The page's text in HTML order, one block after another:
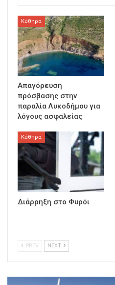
Κύθηρα
Απαγόρευση
πρόσβασης στην
παραλία Λυκοδήμου για
λόγους ασφαλείας
Κύθηρα
Διάρρηξη στο Φυρόι
PREV NEXT